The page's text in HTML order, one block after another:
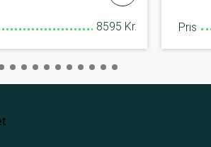
8595 Kr. Pris